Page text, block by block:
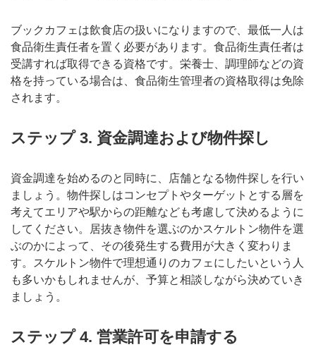
ブックカフェは飲食店の扱いになりますので、最低一人は
食品衛生責任者を置く必要があります。食品衛生責任者は
受講すれば取得できる資格です。栄養士、調理師などの資
格を持っている場合は、食品衛生管理者の資格取得は免除
されます。
ステップ 3. 資金調達および物件探し
資金調達を始めるのと同時に、店舗となる物件探しを行い
ましょう。物件探しはコンセプトやターゲットとする層を
考えてエリアや駅からの距離なども考慮して決めるように
してください。居抜き物件を選ぶのかスケルトン物件を選
ぶのかによって、その後発生する費用が大きく変わりま
す。スケルトン物件で理想通りのカフェにしたいという人
も多いかもしれませんが、予算と相談しながら決めていき
ましょう。
ステップ 4. 営業許可を申請する